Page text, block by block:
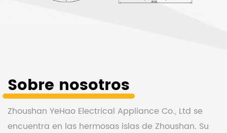
Sobre nosotros
Zhoushan YeHao Electrical Appliance Co., Ltd se
encuentra en las hermosas islas de Zhoushan. Su